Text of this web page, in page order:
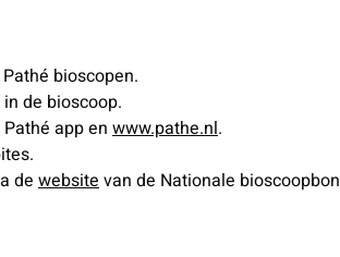
bioscopen.
de bioscoop.
app en www.pathe.nl.
de websitevan de Nationale bioscoopbon